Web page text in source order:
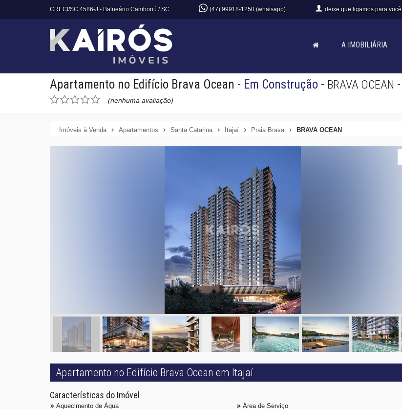
CRECI/SC 4586-J - Balneário Camboriú /SC (47) 99918-1250 (whatsapp) deixe que ligamos para você
A IMOBILIÁRIA
Apartamento no Edifício Brava Ocean - Em Construção - BRAVA OCEAN -
(nenhuma avaliação)
Imóveis à Venda Apartamentos Santa Catarina Itajaí Praia Brava BRAVA OCEAN
Apartamento no Edifício Brava Ocean em Itajaí
Características do Imóvel
Aquecimento de Água
Área de Serviço